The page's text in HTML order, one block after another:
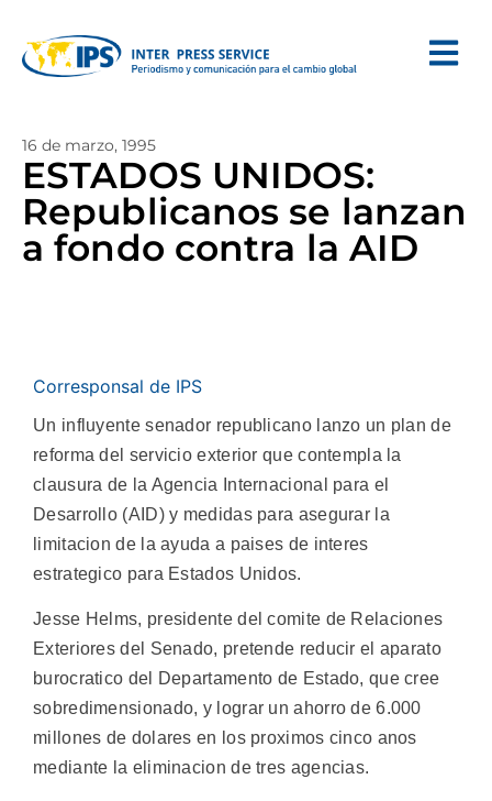
16 de marzo, 1995
ESTADOS UNIDOS:
Republicanos se lanzan
a fondo contra la AID
Corresponsal de IPS
Un influyente senador republicano lanzo un plan de
reforma del servicio exterior que contempla la
clausura de la Agencia Internacional para el
Desarrollo (AID) y medidas para asegurar la
limitacion de la ayuda a paises de interes
estrategico para Estados Unidos.
Jesse Helms, presidente del comite de Relaciones
Exteriores del Senado, pretende reducir el aparato
burocratico del Departamento de Estado, que cree
sobredimensionado, y lograr un ahorro de 6.000
millones de dolares en los proximos cinco anos
mediante la eliminacion de tres agencias.